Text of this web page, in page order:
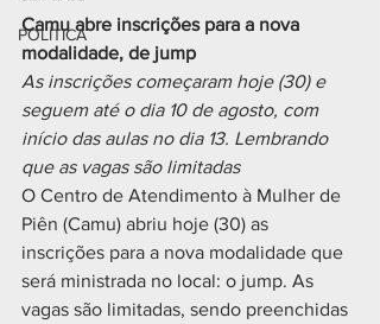
POLÍTICA
Camu abre inscrições para a nova
modalidade, de jump
As inscrições começaram hoje (30) e
seguem até o dia 10 de agosto, com
início das aulas no dia 13. Lembrando
que as vagas são limitadas
O Centro de Atendimento à Mulher de
Piên (Camu) abriu hoje (30) as
inscrições para a nova modalidade que
será ministrada no local: o jump. As
vagas são limitadas, sendo preenchidas